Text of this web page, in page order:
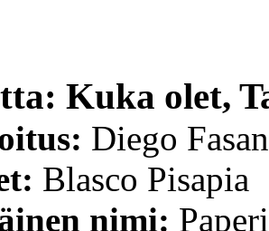
Kuka olet,
Diego
Blasco Pisapia
nimi: